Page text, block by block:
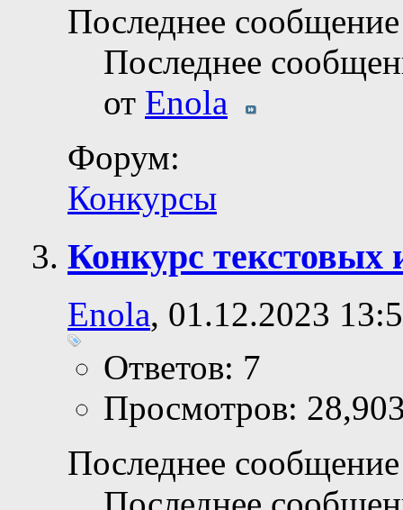
Последнее
Последнее
от Enola
Форум:
Конкурсы
Конкурс текстовых
Enola, 01.12.2023
Ответов: 7
Просмотров:
Последнее